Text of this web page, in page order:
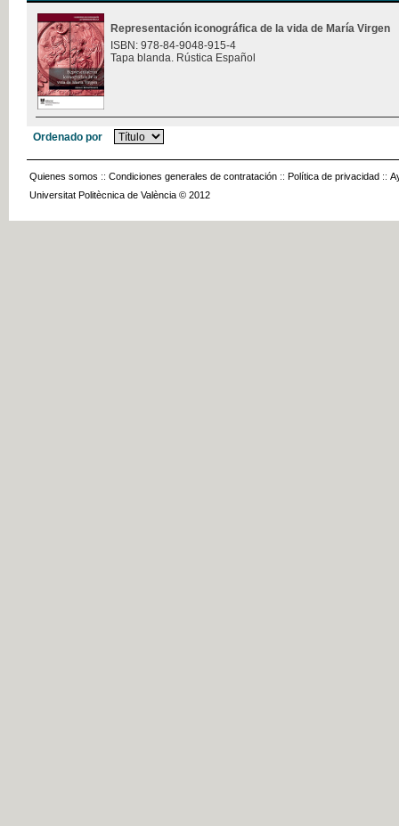
Representación iconográfica de la vida de María Virgen
ISBN: 978-84-9048-915-4
Tapa blanda. Rústica Español
Ordenado por
Quienes somos :: Condiciones generales de contratación :: Política de privacidad ::
Universitat Politècnica de València © 2012